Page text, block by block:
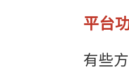
平台
有些